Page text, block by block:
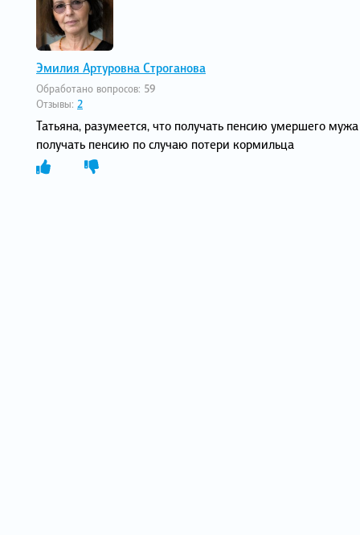
Эмилия Артуровна Строганова
Обработано вопросов: 59
Отзывы: 2
Татьяна, разумеется, что получать пенсию умершего
получать пенсию по случаю потери кормильца